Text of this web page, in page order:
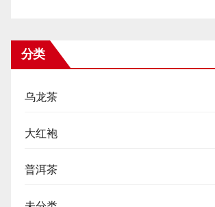
分类
乌龙茶
大红袍
普洱茶